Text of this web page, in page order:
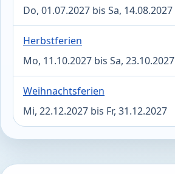
Do, 01.07.2027 bis Sa, 14.08.2027
Herbstferien
Mo, 11.10.2027 bis Sa, 23.10.2027
Weihnachtsferien
Mi, 22.12.2027 bis Fr, 31.12.2027